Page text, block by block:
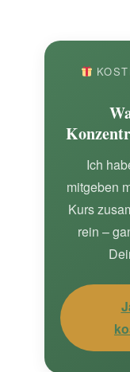
Ich
mitgeben
Kurs
rein –